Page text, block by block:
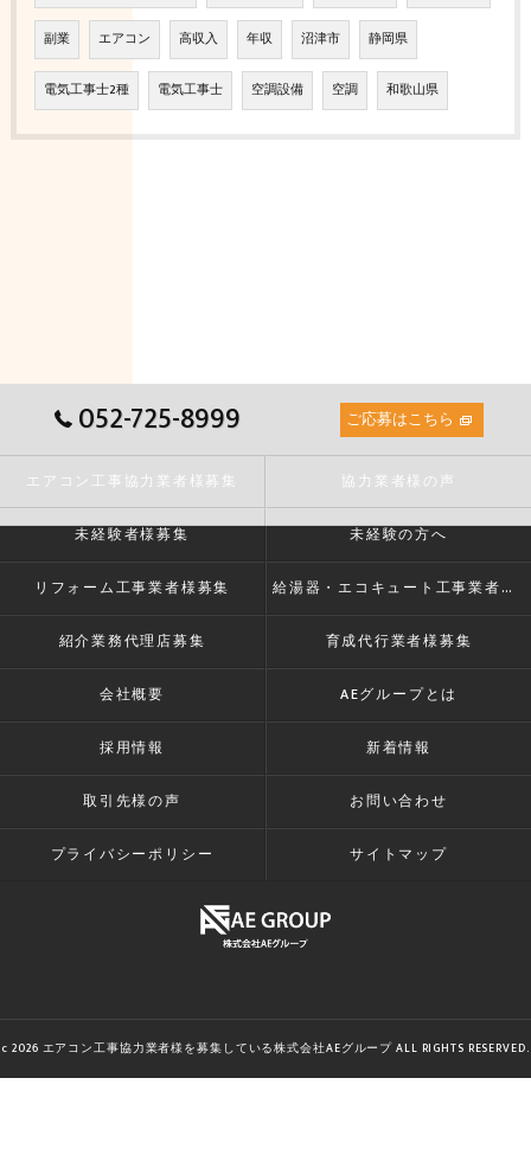
副業 エアコン 高収入 年収 沼津市 静岡県
電気工事士2種 電気工事士 空調設備 空調 和歌山県
052-725-8999 ご応募はこちら
エアコン工事協力業者様募集 協力業者様の声
未経験者様募集 未経験の方へ
リフォーム工事業者様募集 給湯器・エコキュート工事業者様募集
紹介業務代理店募集 育成代行業者様募集
会社概要 AEグループとは
採用情報 新着情報
取引先様の声 お問い合わせ
プライバシーポリシー サイトマップ
c 2026 エアコン工事協力業者様を募集している株式会社AEグループ ALL RIGHTS RESERVED.